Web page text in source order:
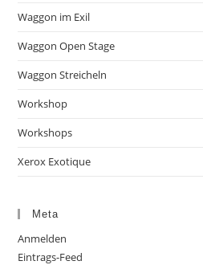
Waggon im Exil
Waggon Open Stage
Waggon Streicheln
Workshop
Workshops
Xerox Exotique
Meta
Anmelden
Eintrags-Feed